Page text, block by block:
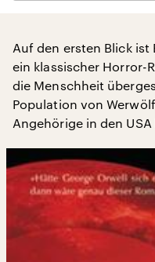
Auf den ersten Blick ist
ein klassischer Horror-
die Menschheit
Population von
Angehörige in den